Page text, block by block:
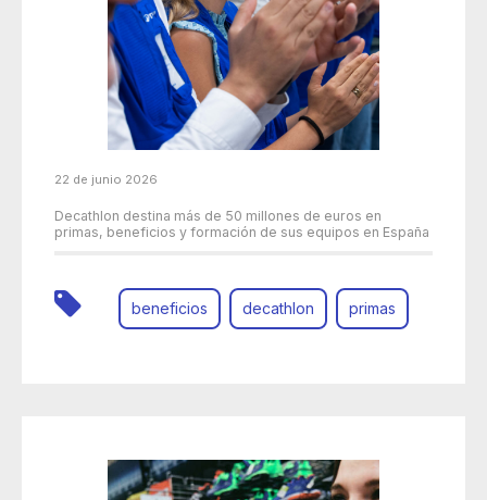
22 de junio 2026
Decathlon destina más de 50 millones de euros en
primas, beneficios y formación de sus equipos en España
beneficios decathlon primas